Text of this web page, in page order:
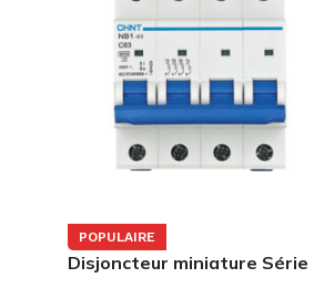
POPULAIRE
Disjoncteur miniature Série